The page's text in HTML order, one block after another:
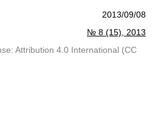
2013/09/08
№ 8 (15), 2013
Attribution 4.0 International (CC